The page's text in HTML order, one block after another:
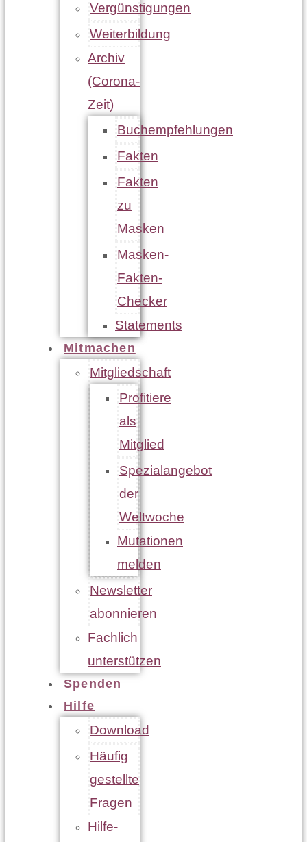
Vergünstigungen
Weiterbildung
Archiv
(Corona-
Zeit)
Buchempfehlungen
Fakten
Fakten
zu
Masken
Masken-
Fakten-
Checker
Statements
Mitmachen
Mitgliedschaft
Profitiere
als
Mitglied
Spezialangebot
der
Weltwoche
Mutationen
melden
Newsletter
abonnieren
Fachlich
unterstützen
Spenden
Hilfe
Download
Häufig
gestellte
Fragen
Hilfe-